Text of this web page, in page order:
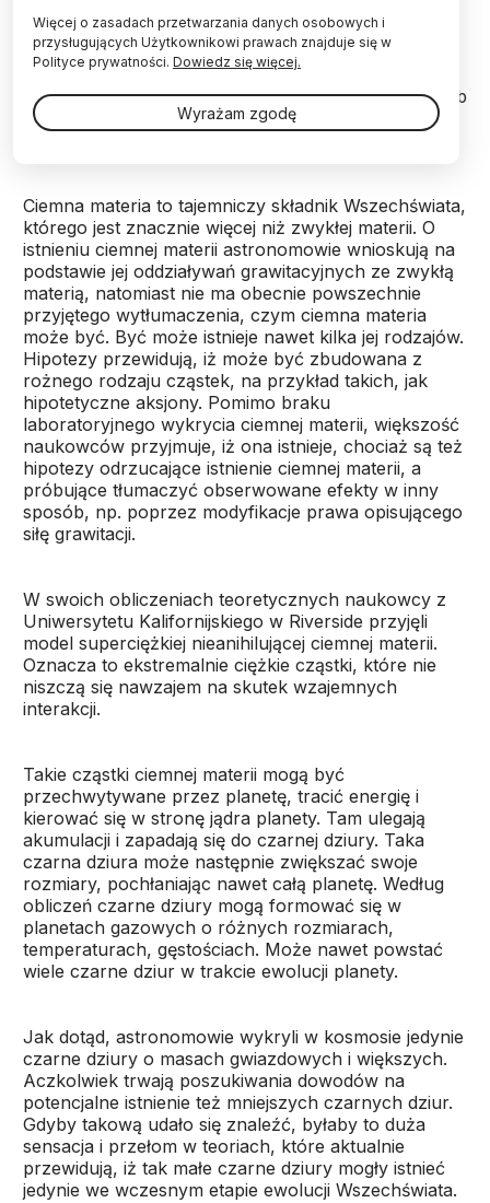
Student Mehrdad Phoroutan-Mehr i jego profesor
Hai-Bo Yu z Uniwersytetu Kalifornijskiego w
Riverside (USA) postanowili sprawdzić, w jaki sposób
w długiej perspektywie czasowej ciemna materia
Ciemna materia to tajemniczy składnik Wszechświata,
którego jest znacznie więcej niż zwykłej materii. O
istnieniu ciemnej materii astronomowie wnioskują na
podstawie jej oddziaływań grawitacyjnych ze zwykłą
materią, natomiast nie ma obecnie powszechnie
przyjętego wytłumaczenia, czym ciemna materia
może być. Być może istnieje nawet kilka jej rodzajów.
Hipotezy przewidują, iż może być zbudowana z
rożnego rodzaju cząstek, na przykład takich, jak
hipotetyczne aksjony. Pomimo braku
laboratoryjnego wykrycia ciemnej materii, większość
naukowców przyjmuje, iż ona istnieje, chociaż są też
hipotezy odrzucające istnienie ciemnej materii, a
próbujące tłumaczyć obserwowane efekty w inny
sposób, np. poprzez modyfikacje prawa opisującego
siłę grawitacji.
W swoich obliczeniach teoretycznych naukowcy z
Uniwersytetu Kalifornijskiego w Riverside przyjęli
model superciężkiej nieanihilującej ciemnej materii.
Oznacza to ekstremalnie ciężkie cząstki, które nie
niszczą się nawzajem na skutek wzajemnych
interakcji.
Takie cząstki ciemnej materii mogą być
przechwytywane przez planetę, tracić energię i
kierować się w stronę jądra planety. Tam ulegają
akumulacji i zapadają się do czarnej dziury. Taka
czarna dziura może następnie zwiększać swoje
rozmiary, pochłaniając nawet całą planetę. Według
obliczeń czarne dziury mogą formować się w
planetach gazowych o różnych rozmiarach,
temperaturach, gęstościach. Może nawet powstać
wiele czarne dziur w trakcie ewolucji planety.
Jak dotąd, astronomowie wykryli w kosmosie jedynie
czarne dziury o masach gwiazdowych i większych.
Aczkolwiek trwają poszukiwania dowodów na
potencjalne istnienie też mniejszych czarnych dziur.
Gdyby takową udało się znaleźć, byłaby to duża
sensacja i przełom w teoriach, które aktualnie
przewidują, iż tak małe czarne dziury mogły istnieć
jedynie we wczesnym etapie ewolucji Wszechświata.
Więcej o zasadach przetwarzania danych osobowych i
przysługujących Użytkownikowi prawach znajduje się w
Polityce prywatności. Dowiedz się więcej.
Wyrażam zgodę